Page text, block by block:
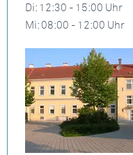
Di: 12:30 - 15:00 Uhr
Mi: 08:00 - 12:00 Uhr